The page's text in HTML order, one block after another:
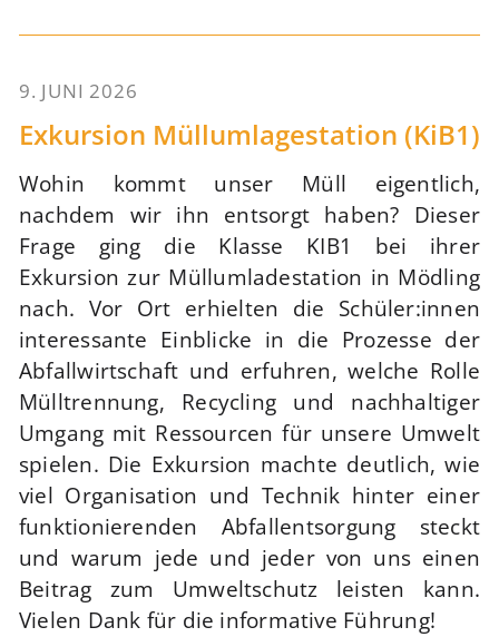
9. JUNI 2026
Exkursion Müllumlagestation (KiB1)
Wohin kommt unser Müll eigentlich,
nachdem wir ihn entsorgt haben? Dieser
Frage ging die Klasse KIB1 bei ihrer
Exkursion zur Müllumladestation in Mödling
nach. Vor Ort erhielten die Schüler:innen
interessante Einblicke in die Prozesse der
Abfallwirtschaft und erfuhren, welche Rolle
Mülltrennung, Recycling und nachhaltiger
Umgang mit Ressourcen für unsere Umwelt
spielen. Die Exkursion machte deutlich, wie
viel Organisation und Technik hinter einer
funktionierenden Abfallentsorgung steckt
und warum jede und jeder von uns einen
Beitrag zum Umweltschutz leisten kann.
Vielen Dank für die informative Führung!